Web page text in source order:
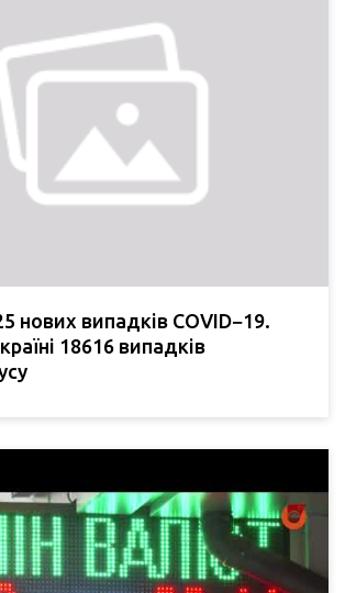
нових випадків COVID−19.
18616 випадків